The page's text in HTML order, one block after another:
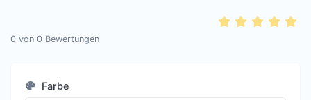
0 von 0 Bewertungen
Farbe